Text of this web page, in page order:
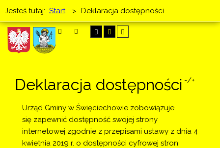
Jesteś tutaj: Start > Deklaracja dostępności
Deklaracja dostępności -/+
Urząd Gminy w Święciechowie zobowiązuje
się zapewnić dostępność swojej strony
internetowej zgodnie z przepisami ustawy z dnia 4
kwietnia 2019 r. o dostępności cyfrowej stron